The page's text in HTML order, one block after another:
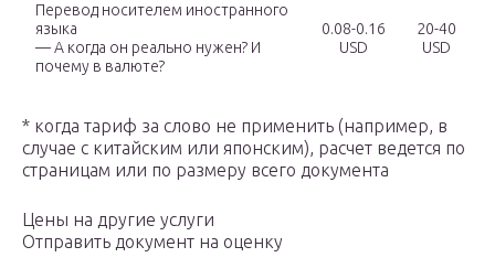
Перевод носителем иностранного
языка
— А когда он реально нужен? И
почему в валюте?
0.08-0.16
USD
20-40
USD
* когда тариф за слово не применить (например, в
случае с китайским или японским), расчет ведется по
страницам или по размеру всего документа
Цены на другие услуги
Отправить документ на оценку